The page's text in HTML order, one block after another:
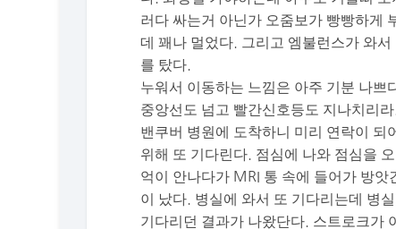
러다 싸는거 아닌가 오줌보가 빵빵하게
데 꽤나 멀었다. 그리고 엠불런스가 와
를 탔다.
누워서 이동하는 느낌은 아주 기분 나쁘
중앙선도 넘고 빨간신호등도 지나치리라.
밴쿠버 병원에 도착하니 미리 연락이 되
위해 또 기다린다. 점심에 나와 점심을
억이 안나다가 MRI 통 속에 들어가 방
이 났다. 병실에 와서 또 기다리는데 병
기다리던 결과가 나왔단다. 스트로크가